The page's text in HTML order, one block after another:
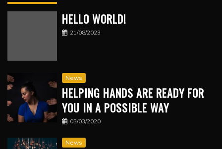
HELLO WORLD!
21/08/2023
News
HELPING HANDS ARE READY FOR
YOU IN A POSSIBLE WAY
03/03/2020
News